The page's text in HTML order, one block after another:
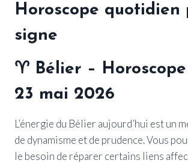
Horoscope quotidien
signe
♈ Bélier –
23 mai 2026
L’énergie du Bélier aujourd’hui est un
de dynamisme et de prudence. Vous
le besoin de réparer certains liens